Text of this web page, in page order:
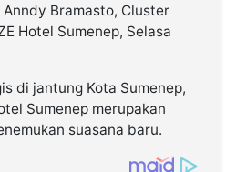
Bramasto, Cluster
Hotel Sumenep, Selasa
di jantung Kota Sumenep,
Sumenep merupakan
suasana baru.